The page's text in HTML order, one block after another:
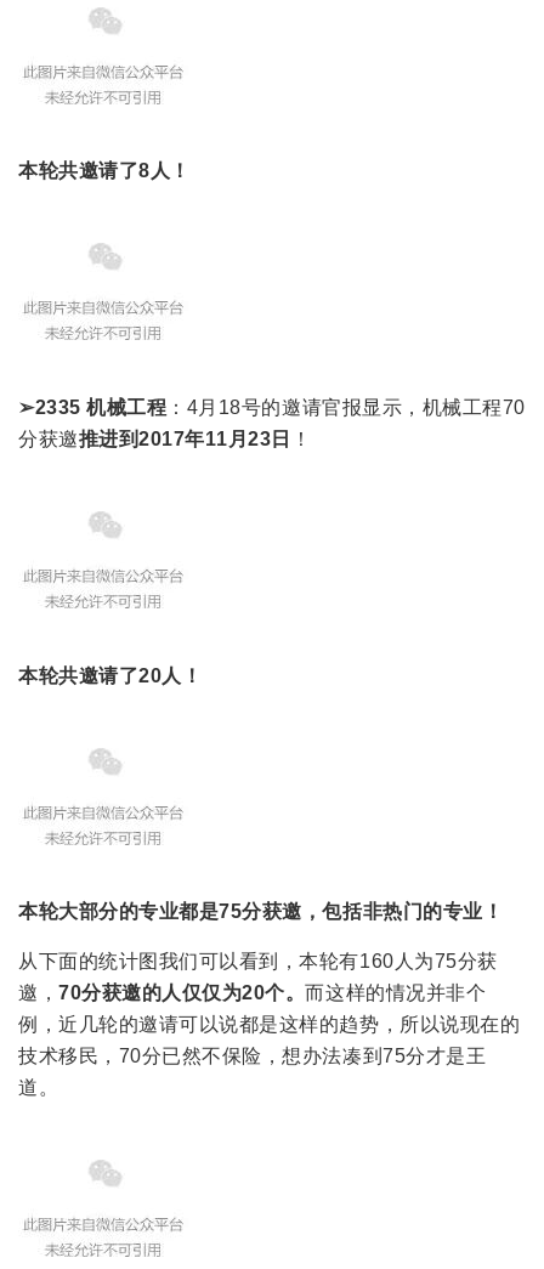
本轮共邀请了8人！
➢2335 机械工程 ：4月18号的邀请官报显示，机械工程70
分获邀推进到2017年11月23日 ！
本轮共邀请了20人！
本轮大部分的专业都是75分获邀，包括非热门的专业！
从下面的统计图我们可以看到，本轮有160人为75分获
邀，70分获邀的人仅仅为20个。而这样的情况并非个
例，近几轮的邀请可以说都是这样的趋势，所以说现在的
技术移民，70分已然不保险，想办法凑到75分才是王
道。